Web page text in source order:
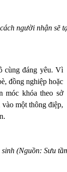
người nhận sẽ
cùng đáng yêu. Vì
đồng nghiệp hoặc
móc khóa theo sở
một thông điệp,
(Nguồn: Sưu